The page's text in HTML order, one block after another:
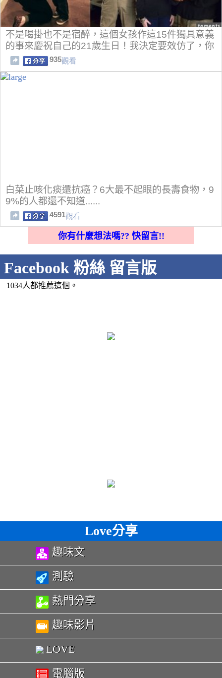
不是喝掛也不是宿醉，這個女孩作這15件獨具意義
的事來慶祝自己的21歲生日！我決定要效仿了，你
呢？
935觀看
白菜止咳化痰還抗癌？6大最不起眼的長壽食物，9
9%的人都還不知道......
4591觀看
你有什麼想法嗎?? 快留言!!
Facebook 粉絲 留言版
1034人都推薦這個。
Love分享
趣味文
測驗
熱門分享
趣味影片
LOVE
電腦版